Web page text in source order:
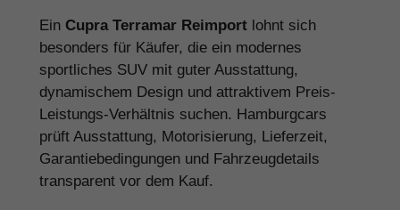
Ein Cupra Terramar Reimport lohnt sich
besonders für Käufer, die ein modernes
sportliches SUV mit guter Ausstattung,
dynamischem Design und attraktivem Preis-
Leistungs-Verhältnis suchen. Hamburgcars
prüft Ausstattung, Motorisierung, Lieferzeit,
Garantiebedingungen und Fahrzeugdetails
transparent vor dem Kauf.